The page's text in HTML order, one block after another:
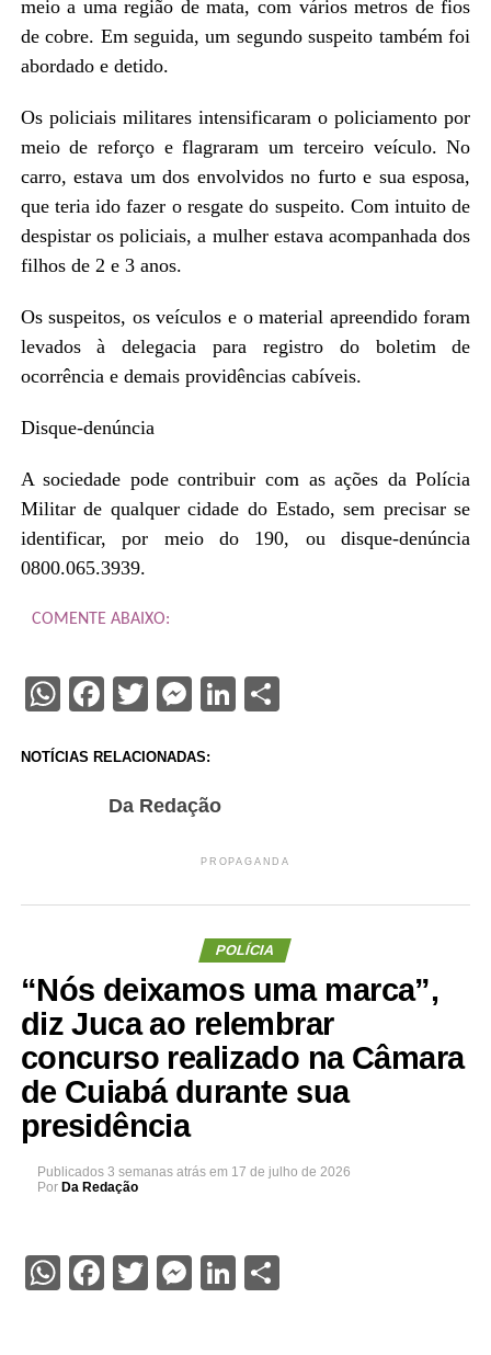
meio a uma região de mata, com vários metros de fios
de cobre. Em seguida, um segundo suspeito também foi
abordado e detido.
Os policiais militares intensificaram o policiamento por
meio de reforço e flagraram um terceiro veículo. No
carro, estava um dos envolvidos no furto e sua esposa,
que teria ido fazer o resgate do suspeito. Com intuito de
despistar os policiais, a mulher estava acompanhada dos
filhos de 2 e 3 anos.
Os suspeitos, os veículos e o material apreendido foram
levados à delegacia para registro do boletim de
ocorrência e demais providências cabíveis.
Disque-denúncia
A sociedade pode contribuir com as ações da Polícia
Militar de qualquer cidade do Estado, sem precisar se
identificar, por meio do 190, ou disque-denúncia
0800.065.3939.
COMENTE ABAIXO:
WhatsApp
Facebook
Twitter
Messenger
LinkedIn
Share
NOTÍCIAS RELACIONADAS:
Da Redação
PROPAGANDA
POLÍCIA
“Nós deixamos uma marca”,
diz Juca ao relembrar
concurso realizado na Câmara
de Cuiabá durante sua
presidência
Publicados 3 semanas atrás em 17 de julho de 2026
Por Da Redação
WhatsApp
Facebook
Twitter
Messenger
LinkedIn
Share